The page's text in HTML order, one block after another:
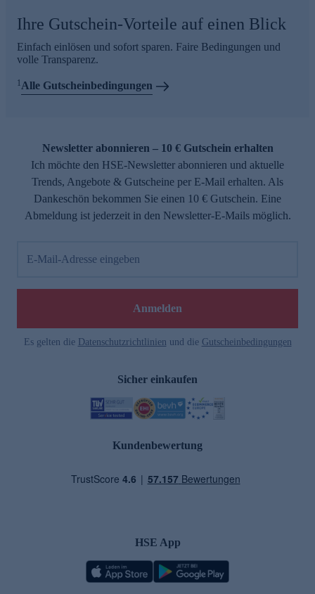
Ihre Gutschein-Vorteile auf einen Blick
Einfach einlösen und sofort sparen. Faire Bedingungen und
volle Transparenz.
1Alle Gutscheinbedingungen
Newsletter abonnieren – 10 € Gutschein erhalten
Ich möchte den HSE-Newsletter abonnieren und aktuelle
Trends, Angebote & Gutscheine per E-Mail erhalten. Als
Dankeschön bekommen Sie einen 10 € Gutschein. Eine
Abmeldung ist jederzeit in den Newsletter-E-Mails möglich.
E-Mail-Adresse eingeben
Anmelden
Es gelten die Datenschutzrichtlinien und die Gutscheinbedingungen
Sicher einkaufen
Kundenbewertung
HSE App